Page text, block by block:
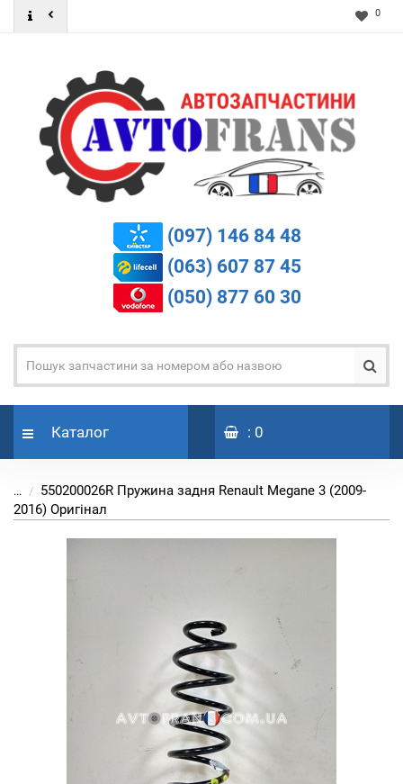
0
(097) 146 84 48
(063) 607 87 45
(050) 877 60 30
Каталог : 0
...
550200026R Пружина задня Renault Megane 3 (2009-
2016) Оригінал